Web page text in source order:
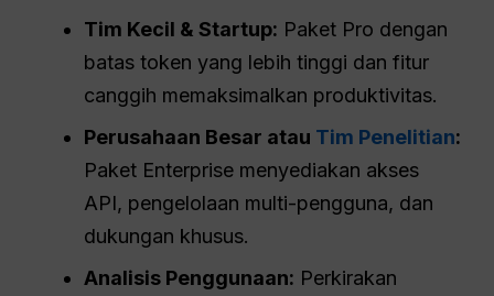
Tim Kecil & Startup: Paket Pro dengan
batas token yang lebih tinggi dan fitur
canggih memaksimalkan produktivitas.
Perusahaan Besar atau Tim Penelitian:
Paket Enterprise menyediakan akses
API, pengelolaan multi-pengguna, dan
dukungan khusus.
Analisis Penggunaan: Perkirakan